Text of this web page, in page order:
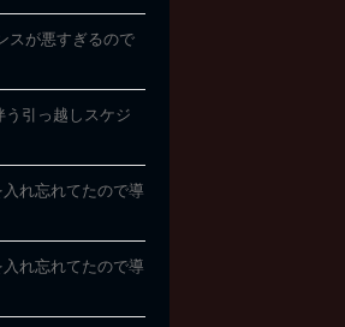
スが悪すぎるので
う引っ越しスケジ
れ忘れてたので導
れ忘れてたので導